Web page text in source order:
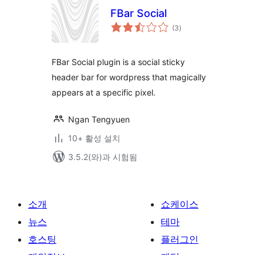
FBar Social
(3전
체)
FBar Social plugin is a social sticky
header bar for wordpress that magically
appears at a specific pixel.
Ngan Tengyuen
10+ 활성 설치
3.5.2(와)과 시험됨
소개
뉴스
호스팅
쇼케이스
테마
플러그인